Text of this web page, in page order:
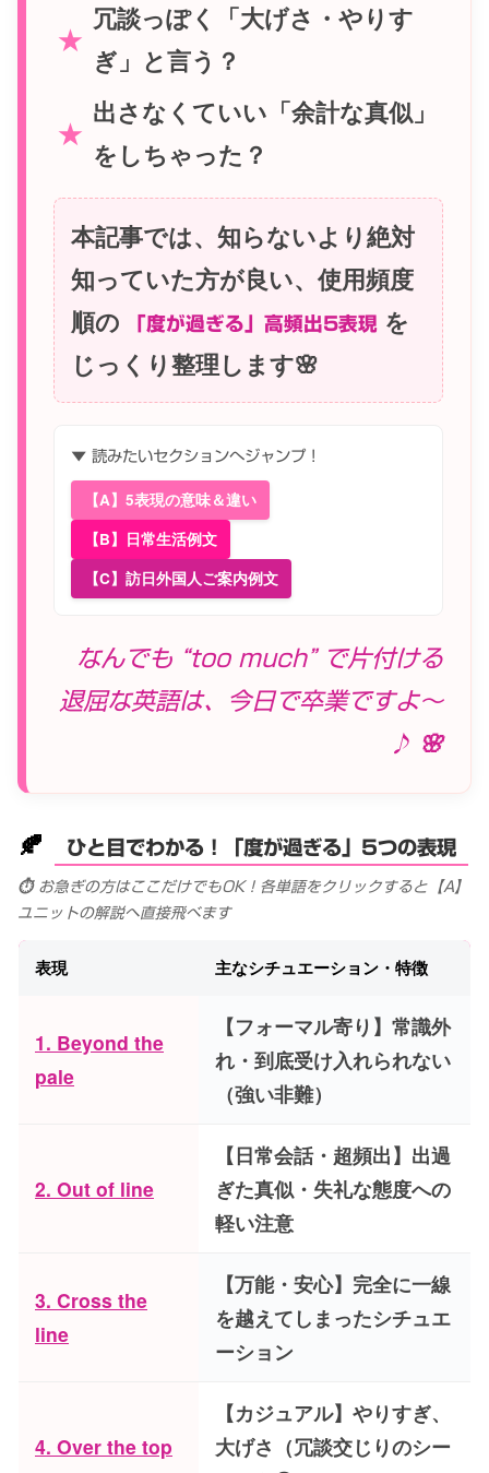
★
冗談っぽく「大げさ・やりす
ぎ」と言う？
★
出さなくていい「余計な真似」
をしちゃった？
本記事では、知らないより絶対
知っていた方が良い、使用頻度
順の
「度が過ぎる」高頻出5表現 を
じっくり整理します🌸
▼ 読みたいセクションへジャンプ！
【A】5表現の意味＆違い
【B】日常生活例文
【C】訪日外国人ご案内例文
なんでも “too much” で片付ける
退屈な英語は、今日で卒業ですよ〜
♪ 🌸
🍂 ひと目でわかる！「度が過ぎる」5つの表現
⏱️ お急ぎの方はここだけでもOK！各単語をクリックすると【A】
ユニットの解説へ直接飛べます
表現 主なシチュエーション・特徴
1. Beyond the
pale
【フォーマル寄り】常識外
れ・到底受け入れられない
（強い非難）
2. Out of line
【日常会話・超頻出】出過
ぎた真似・失礼な態度への
軽い注意
3. Cross the
line
【万能・安心】完全に一線
を越えてしまったシチュエ
ーション
4. Over the top
【カジュアル】やりすぎ、
大げさ（冗談交じりのシー